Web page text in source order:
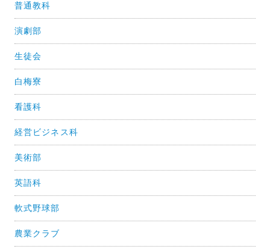
普通教科
演劇部
生徒会
白梅寮
看護科
経営ビジネス科
美術部
英語科
軟式野球部
農業クラブ